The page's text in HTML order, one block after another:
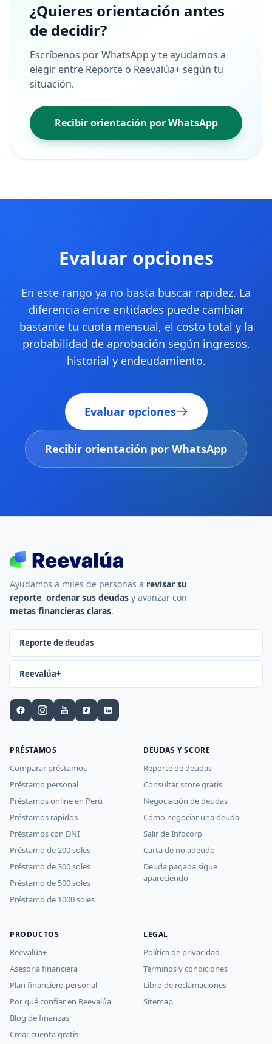
¿Quieres orientación antes
de decidir?
Escríbenos por WhatsApp y te ayudamos a
elegir entre Reporte o Reevalúa+ según tu
situación.
Recibir orientación por WhatsApp
Evaluar opciones
En este rango ya no basta buscar rapidez. La
diferencia entre entidades puede cambiar
bastante tu cuota mensual, el costo total y la
probabilidad de aprobación según ingresos,
historial y endeudamiento.
Evaluar opciones
Recibir orientación por WhatsApp
Ayudamos a miles de personas a revisar su
reporte, ordenar sus deudas y avanzar con
metas financieras claras.
Reporte de deudas
Reevalúa+
PRÉSTAMOS
Comparar préstamos
Préstamo personal
Préstamos online en Perú
Préstamos rápidos
Préstamos con DNI
Préstamo de 200 soles
Préstamo de 300 soles
Préstamo de 500 soles
Préstamo de 1000 soles
DEUDAS Y SCORE
Reporte de deudas
Consultar score gratis
Negociación de deudas
Cómo negociar una deuda
Salir de Infocorp
Carta de no adeudo
Deuda pagada sigue
apareciendo
PRODUCTOS
Reevalúa+
Asesoría financiera
Plan financiero personal
Por qué confiar en Reevalúa
Blog de finanzas
Crear cuenta gratis
LEGAL
Política de privacidad
Términos y condiciones
Libro de reclamaciones
Sitemap